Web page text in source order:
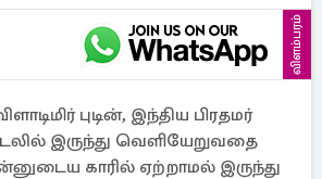
விளம்பரம்
புடின், இந்திய பிரதமர்
இருந்து வெளியேறுவதை
தன்னுடைய காரில் ஏற்றாமல் இருந்து